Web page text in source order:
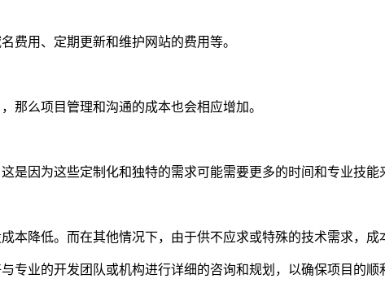
费用、定期更新和维护网站的费用等。
那么项目管理和沟通的成本也会相应增加。
因为这些定制化和独特的需求可能需要更多的时间和专业技能
降低。而在其他情况下，由于供不应求或特殊的技术需求，成
业的开发团队或机构进行详细的咨询和规划，以确保项目的顺